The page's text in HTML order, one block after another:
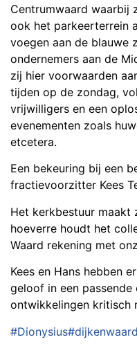
Centrumwaard waarbij
ook het parkeerterrein
voegen aan de blauwe
ondernemers aan de
zij hier voorwaarden
tijden op de zondag,
vrijwilligers en een
evenementen zoals
etcetera.
Een bekeuring bij een
fractievoorzitter Kees
Het kerkbestuur maakt
hoeverre houdt het
Waard rekening met
Kees en Hans hebben
geloof in een
ontwikkelingen kritisch
#Dionysius#dijkenwaard